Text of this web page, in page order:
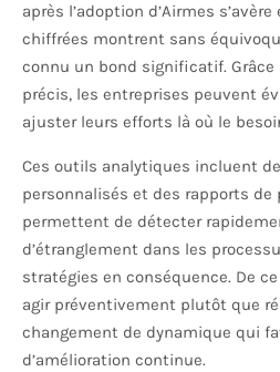
après l’adoption d’Airmes
chiffrées montrent sans
connu un bond significatif.
précis, les entreprises peuvent
ajuster leurs efforts là où le
Ces outils analytiques incluent
personnalisés et des rapports de
permettent de détecter
d’étranglement dans les
stratégies en conséquence. De
agir préventivement plutôt que
changement de dynamique qui
d’amélioration continue.